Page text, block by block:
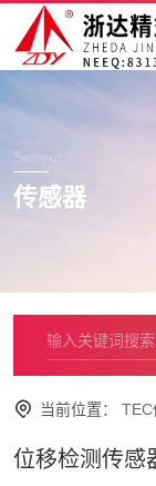
Sensor
传感器
当前位置： TEC
位移检测传感